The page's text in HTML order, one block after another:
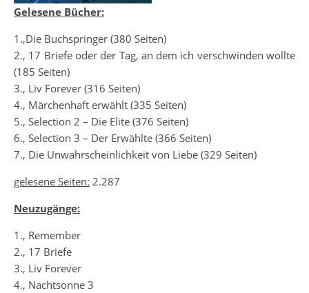
Gelesene Bücher:
1.,Die Buchspringer (380 Seiten)
2., 17 Briefe oder der Tag, an dem ich verschwinden wollte
(185 Seiten)
3., Liv Forever (316 Seiten)
4., Märchenhaft erwählt (335 Seiten)
5., Selection 2 – Die Elite (376 Seiten)
6., Selection 3 – Der Erwählte (366 Seiten)
7., Die Unwahrscheinlichkeit von Liebe (329 Seiten)
gelesene Seiten: 2.287
Neuzugänge:
1., Remember
2., 17 Briefe
3., Liv Forever
4., Nachtsonne 3